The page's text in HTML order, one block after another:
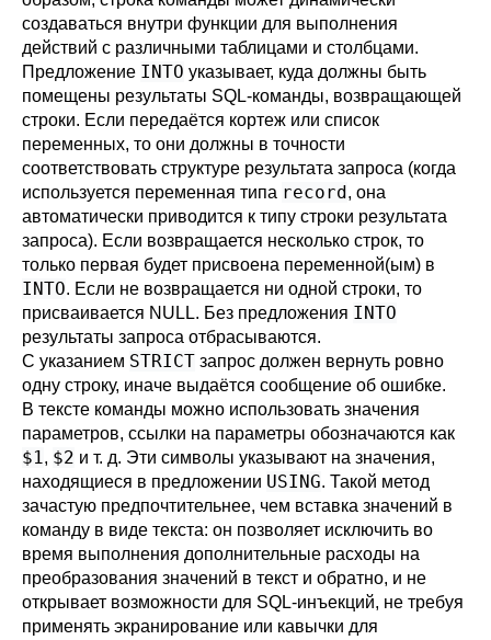
создаваться внутри функции для выполнения
действий с различными таблицами и столбцами.
Предложение INTO указывает, куда должны быть
помещены результаты SQL-команды, возвращающей
строки. Если передаётся кортеж или список
переменных, то они должны в точности
соответствовать структуре результата запроса (когда
используется переменная типа record, она
автоматически приводится к типу строки результата
запроса). Если возвращается несколько строк, то
только первая будет присвоена переменной(ым) в
INTO. Если не возвращается ни одной строки, то
присваивается NULL. Без предложения INTO
результаты запроса отбрасываются.
С указанием STRICT запрос должен вернуть ровно
одну строку, иначе выдаётся сообщение об ошибке.
В тексте команды можно использовать значения
параметров, ссылки на параметры обозначаются как
$1, $2 и т. д. Эти символы указывают на значения,
находящиеся в предложении USING. Такой метод
зачастую предпочтительнее, чем вставка значений в
команду в виде текста: он позволяет исключить во
время выполнения дополнительные расходы на
преобразования значений в текст и обратно, и не
открывает возможности для SQL-инъекций, не требуя
применять экранирование или кавычки для